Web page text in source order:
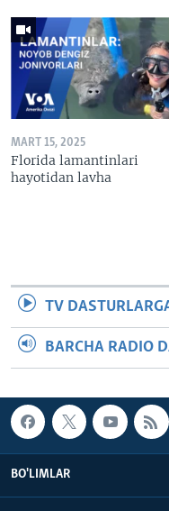
MART 15, 2025
Florida lamantinlari
hayotidan lavha
TV
BARCHA RADIO
BO'LIMLAR